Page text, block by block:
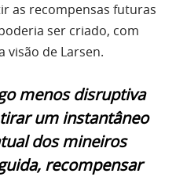
as recompensas futuras
ser criado, com
visão de Larsen.
menos disruptiva
um instantâneo
dos mineiros
recompensar